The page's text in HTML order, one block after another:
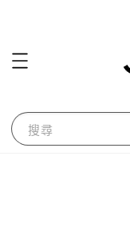
搜尋